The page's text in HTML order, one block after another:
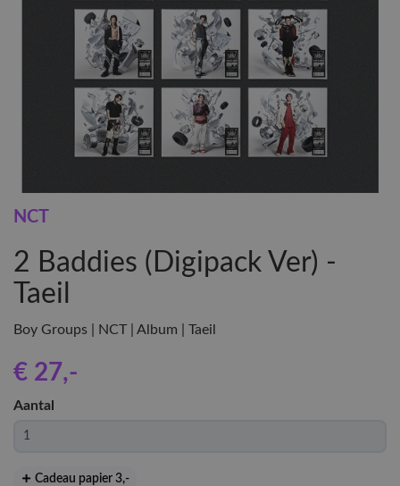
NCT
2 Baddies (Digipack Ver) -
Taeil
Boy Groups | NCT | Album | Taeil
€ 27,-
Aantal
Cadeau papier 3,-